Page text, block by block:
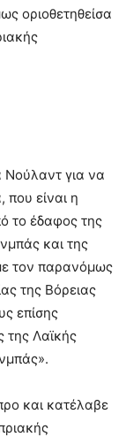
οριοθετηθείσα
Νούλαντ για να
που είναι η
το έδαφος της
και της
τον παρανόμως
της Βόρειας
επίσης
της Λαϊκής
και κατέλαβε